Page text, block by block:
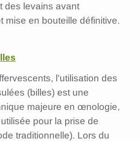
des levains avant
mise en bouteille définitive.
l'utilisation des
(billes) est une
majeure en œnologie,
pour la prise de
traditionnelle). Lors du